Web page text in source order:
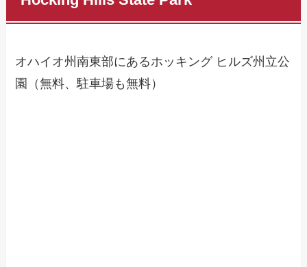
オハイオ州南東部にあるホッキング ヒルズ州立公
園（無料、駐車場も無料）